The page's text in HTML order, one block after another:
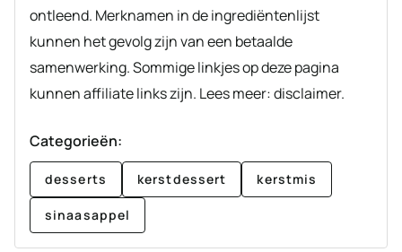
ontleend. Merknamen in de ingrediëntenlijst
kunnen het gevolg zijn van een betaalde
samenwerking. Sommige linkjes op deze pagina
kunnen affiliate links zijn. Lees meer: disclaimer.
Categorieën:
desserts kerstdessert kerstmis
sinaasappel